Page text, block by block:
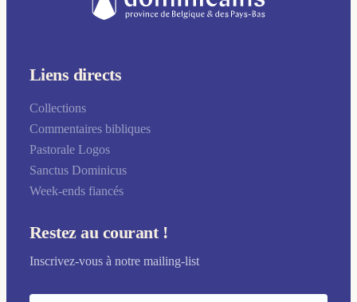
Liens directs
Collections
Commentaires bibliques
Pastorale Logos
Sanctus Dominicus
Week-ends fiancés
Restez au courant !
Inscrivez-vous à notre mailing-list